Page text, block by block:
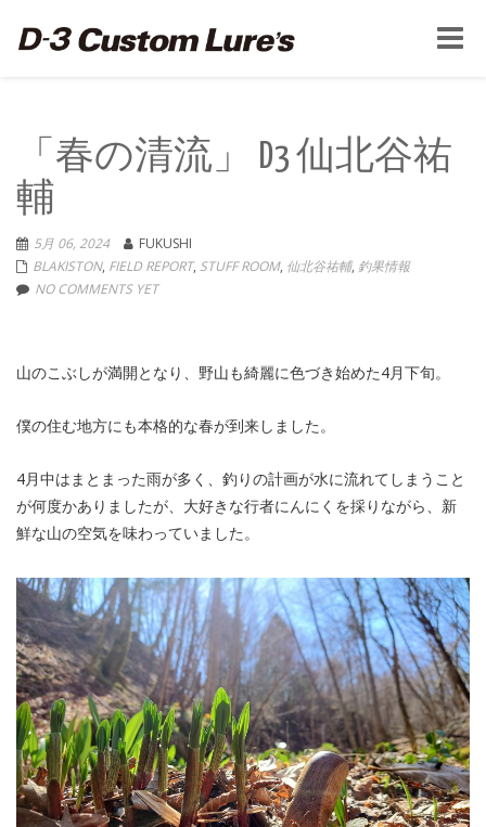
Toggle
「春の清流」 D3 仙北谷祐
輔
5月 06, 2024
FUKUSHI
BLAKISTON, FIELD REPORT, STUFF ROOM, 仙北谷祐輔, 釣果情報
NO COMMENTS YET
山のこぶしが満開となり、野山も綺麗に色づき始めた4月下旬。
僕の住む地方にも本格的な春が到来しました。
4月中はまとまった雨が多く、釣りの計画が水に流れてしまうこと
が何度かありましたが、大好きな行者にんにくを採りながら、新
鮮な山の空気を味わっていました。